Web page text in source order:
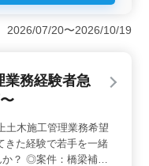
理業務。3年以上の
って、スキルを活か
＞ 4週8休制や勤
が整っています。
。 ＜年齢に関係な
中。年齢を気にせ
ます。
07/20〜2026/10/19
業務経験者急
土木施工管理業務希望
きた経験で若手を一緒
か？ ◎案件：橋梁補